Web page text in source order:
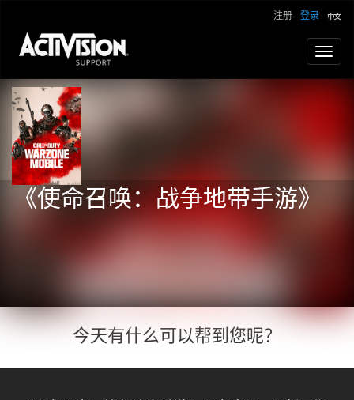
登录
注册
《使命召唤：战争地带手游》
今天有什么可以帮到您呢？